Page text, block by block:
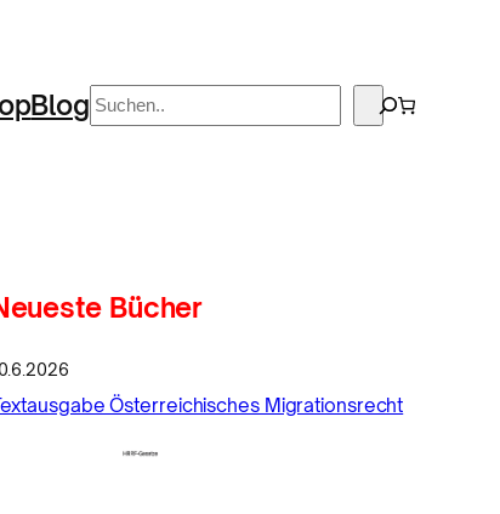
Blog Suchen
Bücher
Österreichisches Migrationsrecht